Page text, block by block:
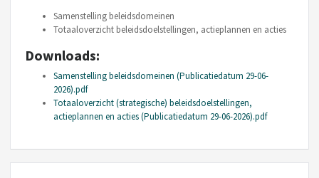
Samenstelling beleidsdomeinen
Totaaloverzicht beleidsdoelstellingen, actieplannen en acties
Downloads:
Samenstelling beleidsdomeinen (Publicatiedatum 29-06-
2026).pdf
Totaaloverzicht (strategische) beleidsdoelstellingen,
actieplannen en acties (Publicatiedatum 29-06-2026).pdf